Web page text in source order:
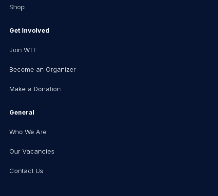
Shop
Get Involved
Join WTF
Become an Organizer
Make a Donation
General
Who We Are
Our Vacancies
Contact Us